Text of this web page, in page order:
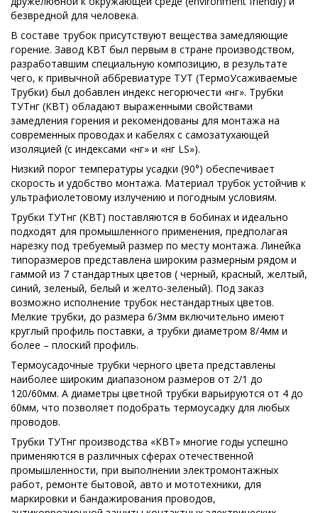
безвредной для человека.
В составе трубок присутствуют вещества замедляющие
горение. Завод КВТ был первым в стране производством,
разработавшим специальную композицию, в результате
чего, к привычной аббревиатуре ТУТ (ТермоУсаживаемые
Трубки) был добавлен индекс негорючести «нг». Трубки
ТУТнг (КВТ) обладают выраженными свойствами
замедления горения и рекомендованы для монтажа на
современных проводах и кабелях с самозатухающей
изоляцией (с индексами «нг» и «нг LS»).
Низкий порог температуры усадки (90°) обеспечивает
скорость и удобство монтажа. Материал трубок устойчив к
ультрафиолетовому излучению и погодным условиям.
Трубки ТУТнг (КВТ) поставляются в бобинах и идеально
подходят для промышленного применения, предполагая
нарезку под требуемый размер по месту монтажа. Линейка
типоразмеров представлена широким размерным рядом и
гаммой из 7 стандартных цветов ( черный, красный, желтый,
синий, зеленый, белый и желто-зеленый). Под заказ
возможно исполнение трубок нестандартных цветов.
Мелкие трубки, до размера 6/3мм включительно имеют
круглый профиль поставки, а трубки диаметром 8/4мм и
более – плоский профиль.
Термоусадочные трубки черного цвета представлены
наиболее широким диапазоном размеров от 2/1 до
120/60мм. А диаметры цветной трубки варьируются от 4 до
60мм, что позволяет подобрать термоусадку для любых
проводов.
Трубки ТУТнг производства «КВТ» многие годы успешно
применяются в различных сферах отечественной
промышленности, при выполнении электромонтажных
работ, ремонте бытовой, авто и мототехники, для
маркировки и бандажирования проводов,